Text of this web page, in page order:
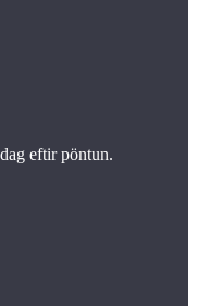
eftir pöntun.